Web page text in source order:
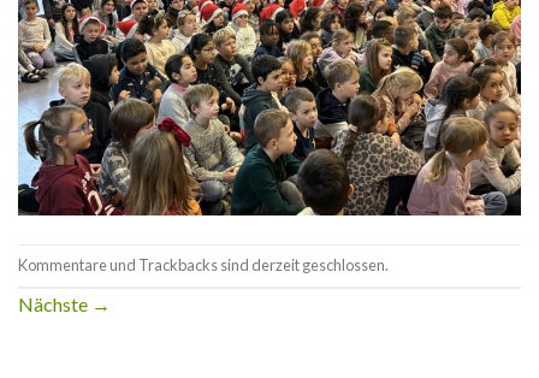
Kommentare und Trackbacks sind derzeit geschlossen.
Nächste →